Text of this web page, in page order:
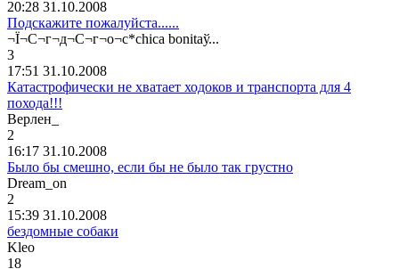
20:28 31.10.2008
Подскажите пожалуйста......
¬Ї¬С¬г¬д¬С¬г¬о¬с*chica bonitaў...
3
17:51 31.10.2008
Катастрофически не хватает ходоков и транспорта для 4
похода!!!
Верлен
2
16:17 31.10.2008
Было бы смешно, если бы не было так грустно
Dream_on
2
15:39 31.10.2008
бездомные собаки
Kleо
18